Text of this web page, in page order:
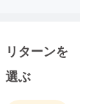
リターンを
選ぶ